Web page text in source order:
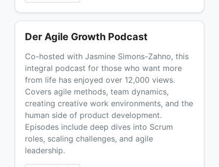
Der Agile Growth Podcast
Co-hosted with Jasmine Simons-Zahno, this
integral podcast for those who want more
from life has enjoyed over 12,000 views.
Covers agile methods, team dynamics,
creating creative work environments, and the
human side of product development.
Episodes include deep dives into Scrum
roles, scaling challenges, and agile
leadership.